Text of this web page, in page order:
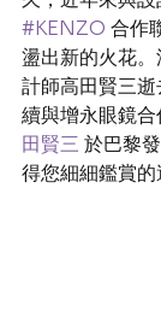
#KENZO 合作
盪出新的火花
計師高田賢三
續與增永眼鏡
田賢三 於巴黎
得您細細鑑賞的